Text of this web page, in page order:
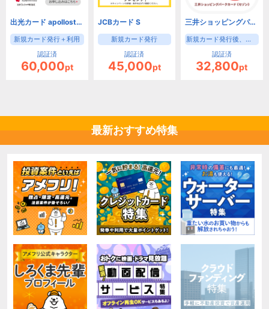
出光カード apollostation card（旧まいどプラスカード）
新規カード発行＋利用
認証済
60,000pt
JCBカード S
新規カード発行
認証済
45,000pt
三井ショッピングパークカード《セゾン》（新規カード発行後、入会月の翌月末までに3000円(税込)の利用）【iOS・Android・PC】
新規カード発行後、入会月の翌月末までに3000円(税込)の利用
認証済
32,800pt
最新おすすめ特集